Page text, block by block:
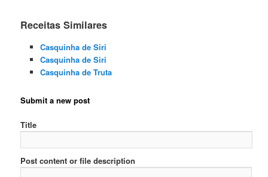
Receitas Similares
Casquinha de Siri
Casquinha de Siri
Casquinha de Truta
Submit a new post
Title
Post content or file description